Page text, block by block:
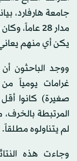
يكن أي منهم
غرامات يومياً
المرتبطة بالخرف،
لم يتناولوه مطلقاً.
وجاءت هذه